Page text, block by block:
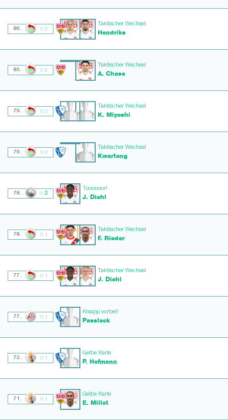
86. 0:2
Taktischer Wechsel
Hendriks
85. 0:2
Taktischer Wechsel
A. Chase
79. 0:2
Taktischer Wechsel
K. Miyoshi
79. 0:2
Taktischer Wechsel
Kwarteng
78. 0:2
Toooooor!
J. Diehl
78. 0:1
Taktischer Wechsel
F. Rieder
77. 0:1
Taktischer Wechsel
J. Diehl
77. 0:1
Knapp vorbei!
Passlack
72. 0:1
Gelbe Karte
P. Hofmann
71. 0:1
Gelbe Karte
E. Millot